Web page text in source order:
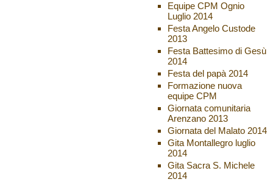
Equipe CPM Ognio
Luglio 2014
Festa Angelo Custode
2013
Festa Battesimo di Gesù
2014
Festa del papà 2014
Formazione nuova
equipe CPM
Giornata comunitaria
Arenzano 2013
Giornata del Malato 2014
Gita Montallegro luglio
2014
Gita Sacra S. Michele
2014